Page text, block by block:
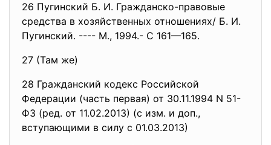
26 Пугинский Б. И. Гражданско-правовые
средства в хозяйственных отношениях/ Б. И.
Пугинский. ---- М., 1994.- С 161—165.
27 (Там же)
28 Гражданский кодекс Российской
Федерации (часть первая) от 30.11.1994 N 51-
ФЗ (ред. от 11.02.2013) (с изм. и доп.,
вступающими в силу с 01.03.2013)